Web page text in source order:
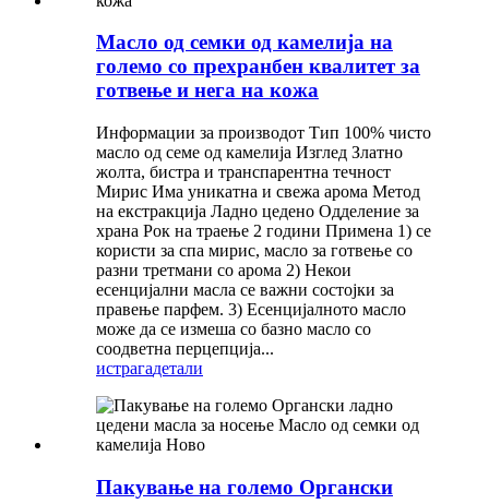
Масло од семки од камелија на
големо со прехранбен квалитет за
готвење и нега на кожа
Информации за производот Тип 100% чисто
масло од семе од камелија Изглед Златно
жолта, бистра и транспарентна течност
Мирис Има уникатна и свежа арома Метод
на екстракција Ладно цедено Одделение за
храна Рок на траење 2 години Примена 1) се
користи за спа мирис, масло за готвење со
разни третмани со арома 2) Некои
есенцијални масла се важни состојки за
правење парфем. 3) Есенцијалното масло
може да се измеша со базно масло со
соодветна перцепција...
истрагадетали
Пакување на големо Органски